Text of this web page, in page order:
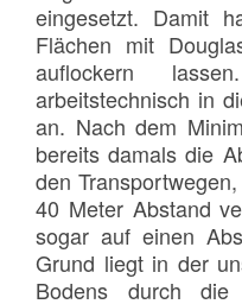
eingesetzt. Damit
Flächen mit
auflockern
arbeitstechnisch in
an. Nach dem
bereits damals die
den
40 Meter Abstand
sogar auf einen
Grund liegt in der
Bodens durch die